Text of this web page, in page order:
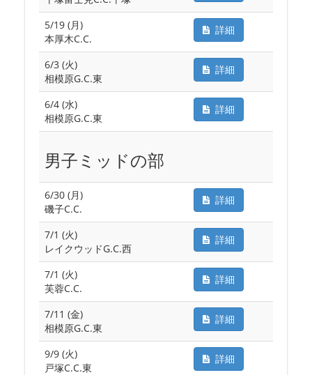
5/19 (月)
本厚木C.C.
詳細
6/3 (火)
相模原G.C.東
詳細
6/4 (水)
相模原G.C.東
詳細
男子ミッドの部
6/30 (月)
磯子C.C.
詳細
7/1 (火)
レイクウッドG.C.西
詳細
7/1 (火)
芙蓉C.C.
詳細
7/11 (金)
相模原G.C.東
詳細
9/9 (火)
戸塚C.C.東
詳細